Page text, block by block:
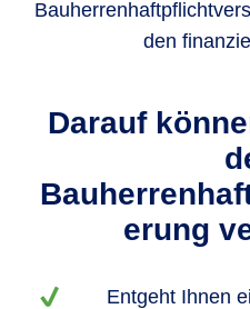
den
Darauf
erung
Entgeht Ihnen